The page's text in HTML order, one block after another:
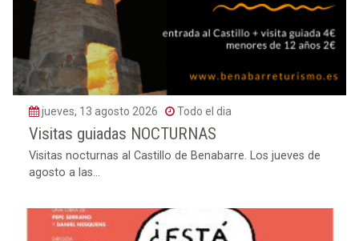
jueves, 13 agosto 2026 Todo el dia
Visitas guiadas NOCTURNAS
Visitas nocturnas al Castillo de Benabarre. Los jueves de
agosto a las...